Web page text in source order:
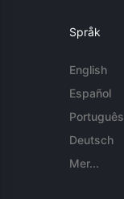
Språk
English
Español
Português
Deutsch
Mer...